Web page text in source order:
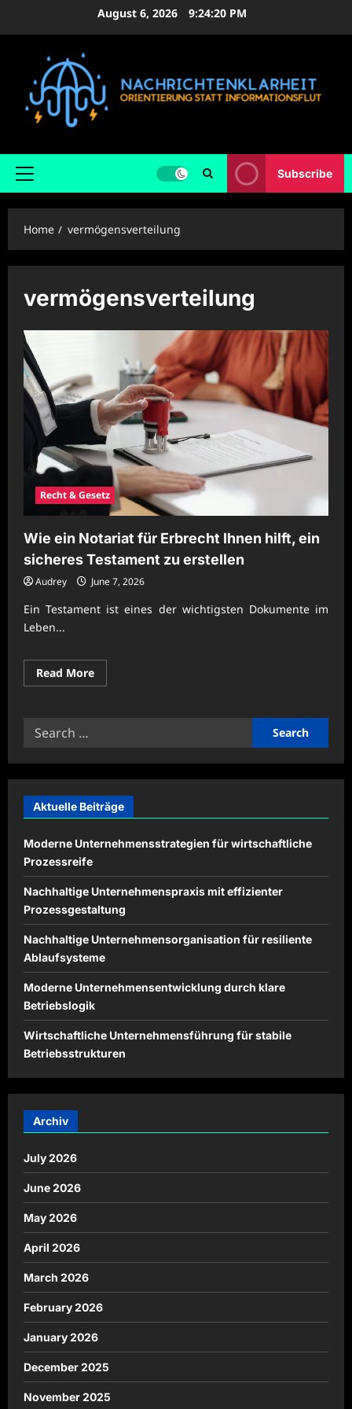
August 6, 2026 9:24:21 PM
Primary
Subscribe
Home vermögensverteilung
vermögensverteilung
Recht & Gesetz
Wie ein Notariat für Erbrecht Ihnen hilft, ein
sicheres Testament zu erstellen
Audrey June 7, 2026
Ein Testament ist eines der wichtigsten Dokumente im
Leben...
Read MoreRead
more
ein
sicheres
Testament
zu
Search
Aktuelle Beiträge
Moderne Unternehmensstrategien für wirtschaftliche
Prozessreife
Nachhaltige Unternehmenspraxis mit effizienter
Prozessgestaltung
Nachhaltige Unternehmensorganisation für resiliente
Ablaufsysteme
Moderne Unternehmensentwicklung durch klare
Betriebslogik
Wirtschaftliche Unternehmensführung für stabile
Betriebsstrukturen
Archiv
July 2026
June 2026
May 2026
April 2026
March 2026
February 2026
January 2026
December 2025
November 2025